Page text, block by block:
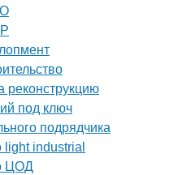
реконструкцию
под ключ
подрядчика
light industrial
ЦОД